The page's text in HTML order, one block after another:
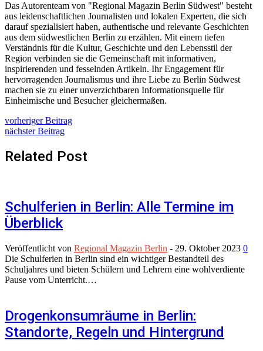
Das Autorenteam von "Regional Magazin Berlin Südwest" besteht
aus leidenschaftlichen Journalisten und lokalen Experten, die sich
darauf spezialisiert haben, authentische und relevante Geschichten
aus dem südwestlichen Berlin zu erzählen. Mit einem tiefen
Verständnis für die Kultur, Geschichte und den Lebensstil der
Region verbinden sie die Gemeinschaft mit informativen,
inspirierenden und fesselnden Artikeln. Ihr Engagement für
hervorragenden Journalismus und ihre Liebe zu Berlin Südwest
machen sie zu einer unverzichtbaren Informationsquelle für
Einheimische und Besucher gleichermaßen.
vorheriger Beitrag
nächster Beitrag
Related Post
Schulferien in Berlin: Alle Termine im
Überblick
Veröffentlicht von Regional Magazin Berlin - 29. Oktober 2023 0
Die Schulferien in Berlin sind ein wichtiger Bestandteil des
Schuljahres und bieten Schülern und Lehrern eine wohlverdiente
Pause vom Unterricht.…
Drogenkonsumräume in Berlin:
Standorte, Regeln und Hintergrund